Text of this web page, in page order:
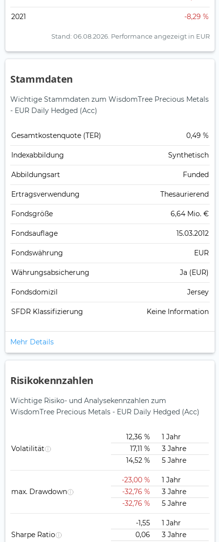
2021 -8,29 %
Stand: 06.08.2026. Performance angezeigt in EUR
Stammdaten
Wichtige Stammdaten zum WisdomTree Precious Metals
- EUR Daily Hedged (Acc)
Gesamt­kosten­quote (TER) 0,49 %
Index­abbildung Synthetisch
Abbildungs­art Funded
Ertrags­verwendung Thesaurierend
Fonds­größe 6,64 Mio. €
Fonds­auflage 15.03.2012
Fonds­währung EUR
Währungsabsicherung Ja (EUR)
Fondsdomizil Jersey
SFDR Klassifizierung Keine Information
Mehr Details
Risikokennzahlen
Wichtige Risiko- und Analysekennzahlen zum
WisdomTree Precious Metals - EUR Daily Hedged (Acc)
Volatilität
12,36 %
1 Jahr
17,11 %
3 Jahre
14,52 %
5 Jahre
max. Drawdown
-23,00 %
1 Jahr
-32,76 %
3 Jahre
-32,76 %
5 Jahre
Sharpe Ratio
-1,55
1 Jahr
0,06
3 Jahre